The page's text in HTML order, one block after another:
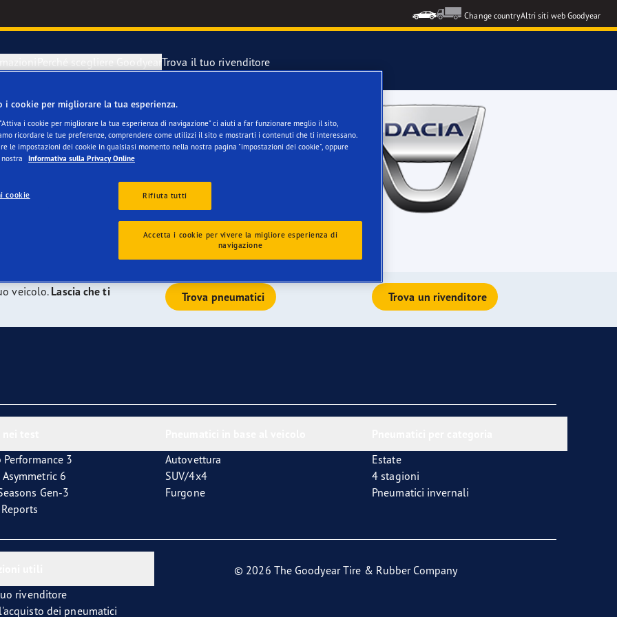
Change countryAltri siti web Goodyear
e sostituzione dei pneumatici
di Goodyear
di scorta
Perché scegliere Goodyear
Blimp
RACING
Goodyear Eagle
Trova il tuo rivenditore
sono la
la tua Dacia
di numerosi test indipendenti; attualmente offriamo la
classificata con "A" dall'etichetta europea. I nostri
parte dei modelli; su alcuni veicoli vengono forniti come
veicolo. Lascia che ti
Trova pneumatici Trova un rivenditore
Performance 3
Asymmetric 6
Gen-3
Autovettura
SUV/4x4
Furgone
Estate
4 stagioni
Pneumatici invernali
rivenditore
dei pneumatici
© 2026 The Goodyear Tire & Rubber Company
i cookie per migliorare la tua esperienza.
i cookie per migliorare la tua esperienza di navigazione" ci aiuti a far funzionare meglio il sito,
ricordare le tue preferenze, comprendere come utilizzi il sito e mostrarti i contenuti che ti interessano.
le impostazioni dei cookie in qualsiasi momento nella nostra pagina "impostazioni dei cookie", oppure
Informativa sulla Privacy Online
cookie Rifiuta tutti
Accetta i cookie per vivere la migliore esperienza di
navigazione